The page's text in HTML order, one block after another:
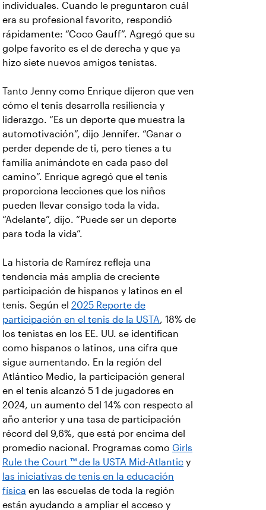
individuales. Cuando le preguntaron cuál
era su profesional favorito, respondió
rápidamente: “Coco Gauff”. Agregó que su
golpe favorito es el de derecha y que ya
hizo siete nuevos amigos tenistas.
Tanto Jenny como Enrique dijeron que ven
cómo el tenis desarrolla resiliencia y
liderazgo. “Es un deporte que muestra la
automotivación”, dijo Jennifer. “Ganar o
perder depende de ti, pero tienes a tu
familia animándote en cada paso del
camino”. Enrique agregó que el tenis
proporciona lecciones que los niños
pueden llevar consigo toda la vida.
“Adelante”, dijo. “Puede ser un deporte
para toda la vida”.
La historia de Ramírez refleja una
tendencia más amplia de creciente
participación de hispanos y latinos en el
tenis. Según el 2025 Reporte de
participación en el tenis de la USTA, 18% de
los tenistas en los EE. UU. se identifican
como hispanos o latinos, una cifra que
sigue aumentando. En la región del
Atlántico Medio, la participación general
en el tenis alcanzó 5 1 de jugadores en
2024, un aumento del 14% con respecto al
año anterior y una tasa de participación
récord del 9,6%, que está por encima del
promedio nacional. Programas como Girls
Rule the Court ™ de la USTA Mid-Atlantic y
las iniciativas de tenis en la educación
física en las escuelas de toda la región
están ayudando a ampliar el acceso y